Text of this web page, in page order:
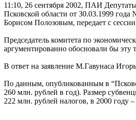
11:10, 26 сентября 2002, ПАИ
Псковской области от 30.03.1999
Борисом Полозовым, передает с
Председатель комитета по
аргументированно обосновали бы эту
В ответ на заявление М.Гавунаса
По данным, опубликованным в
260 млн. рублей в год). Размер
222 млн. рублей налогов, в 2000 году